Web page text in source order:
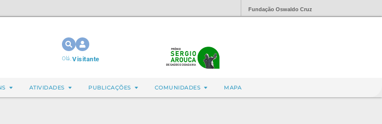
Fundação Oswaldo Cruz
Olá,Visitante
ATIVIDADES PUBLICAÇÕES COMUNIDADES MAPA